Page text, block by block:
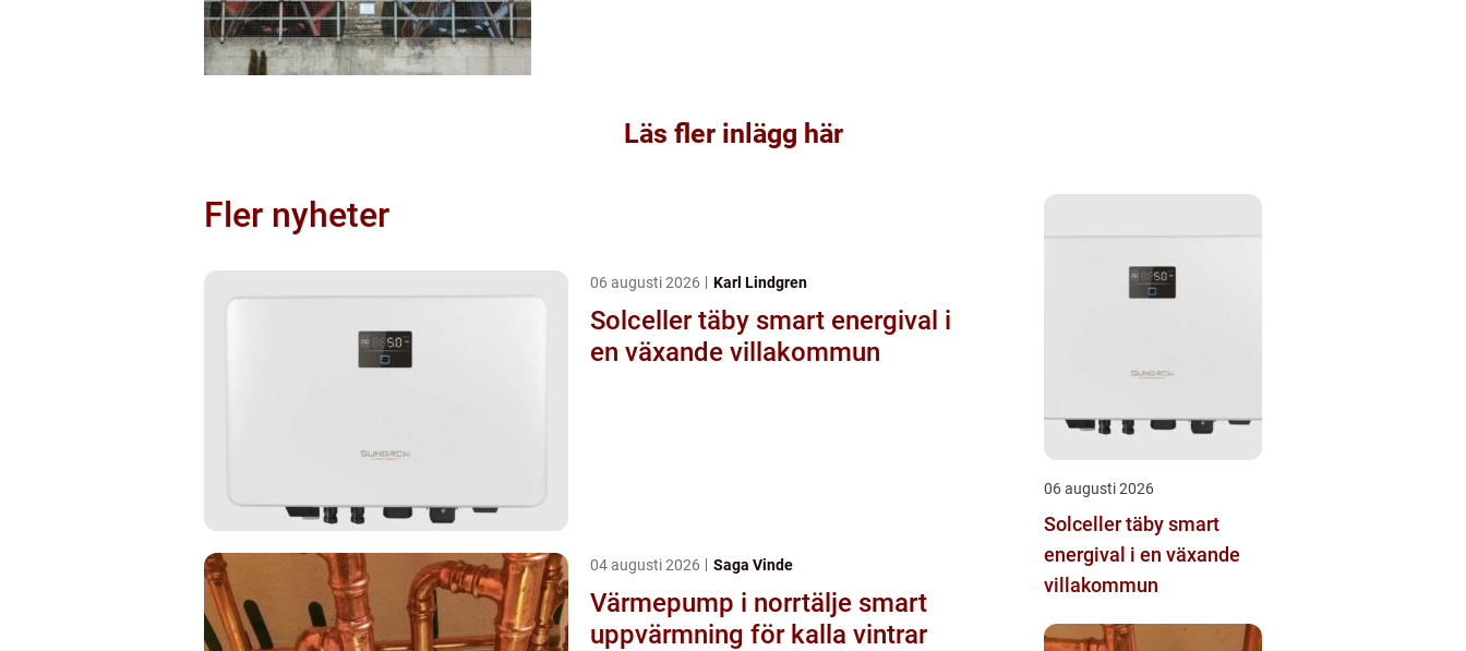
Läs fler inlägg här
Fler nyheter
06 augusti 2026 Karl Lindgren
Solceller täby smart energival i
en växande villakommun
04 augusti 2026 Saga Vinde
Värmepump i norrtälje smart
uppvärmning för kalla vintrar
06 augusti 2026
Solceller täby smart
energival i en växande
villakommun